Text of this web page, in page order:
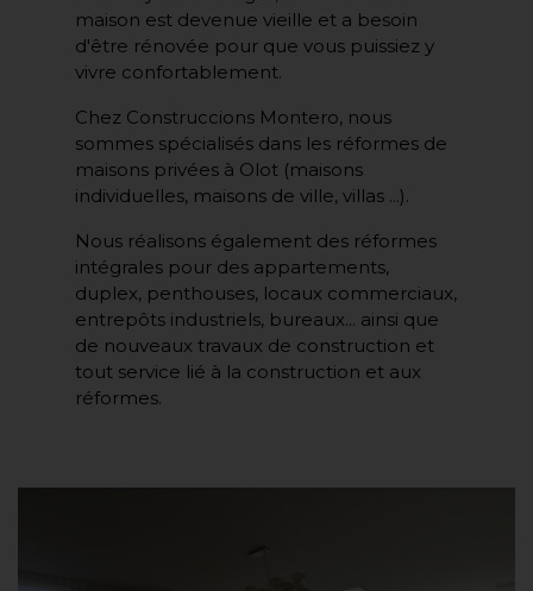
maison est devenue vieille et a besoin
d'être rénovée pour que vous puissiez y
vivre confortablement.
Chez Construccions Montero, nous
sommes spécialisés dans les réformes de
maisons privées à Olot (maisons
individuelles, maisons de ville, villas ...).
Nous réalisons également des réformes
intégrales pour des appartements,
duplex, penthouses, locaux commerciaux,
entrepôts industriels, bureaux... ainsi que
de nouveaux travaux de construction et
tout service lié à la construction et aux
réformes.